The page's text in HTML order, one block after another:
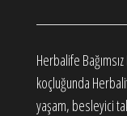
Herbalife
koçluğunda
yaşam, besleyici